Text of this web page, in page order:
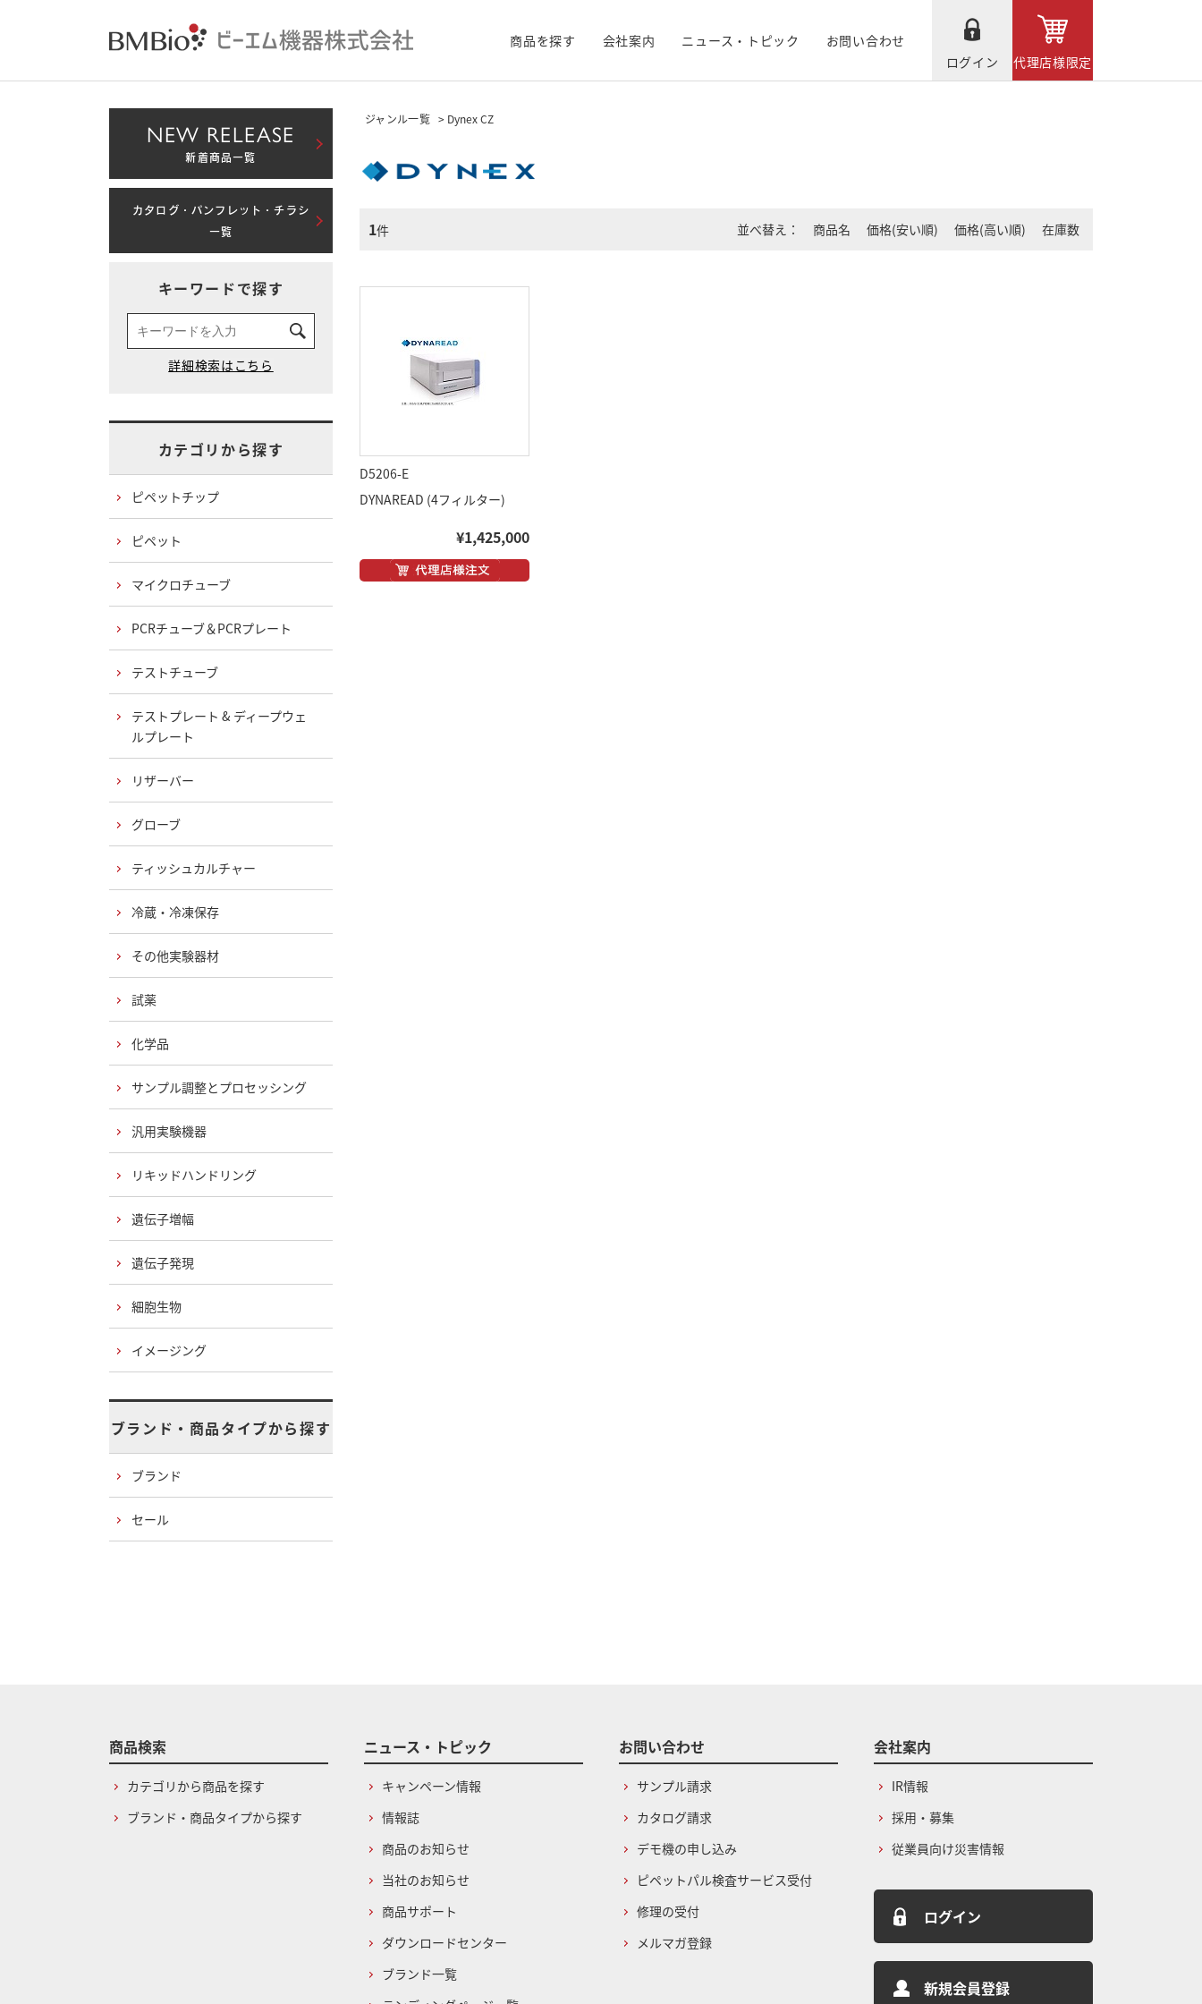
商品を探す 会社案内 ニュース・トピック
お問い合わせ
ログイン
代理店様限定
ジャンル一覧 > Dynex CZ
並べ替え： 商品名 価格(安い順) 価格(高い順) 在庫数
1件
D5206-E
DYNAREAD (4フィルター)
¥1,425,000
NEW RELEASE
新着商品一覧
カタログ・パンフレット・チラシ
一覧
キーワードで探す
カテゴリから探す
ピペットチップ
ピペット
マイクロチューブ
PCRチューブ＆PCRプレート
テストチューブ
テストプレート & ディープウェ
ルプレート
リザーバー
グローブ
ティッシュカルチャー
冷蔵・冷凍保存
その他実験器材
試薬
化学品
サンプル調整とプロセッシング
汎用実験機器
リキッドハンドリング
遺伝子増幅
遺伝子発現
細胞生物
イメージング
ブランド・商品タイプから探す
ブランド
セール
商品検索
カテゴリから商品を探す
ブランド・商品タイプから探す
ニュース・トピック
キャンペーン情報
情報誌
商品のお知らせ
当社のお知らせ
商品サポート
ダウンロードセンター
ブランド一覧
お問い合わせ
サンプル請求
カタログ請求
デモ機の申し込み
ピペットパル検査サービス受付
修理の受付
メルマガ登録
会社案内
IR情報
採用・募集
従業員向け災害情報
ログイン
新規会員登録